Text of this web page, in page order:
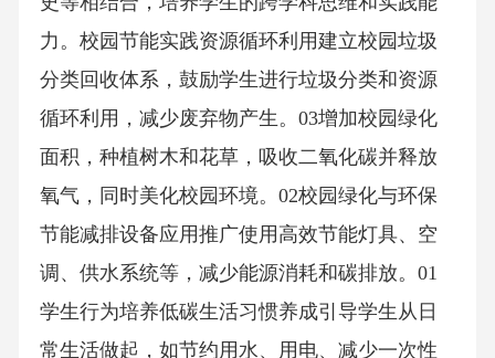
力。校园节能实践资源循环利用建立校园垃圾
分类回收体系，鼓励学生进行垃圾分类和资源
循环利用，减少废弃物产生。03增加校园绿化
面积，种植树木和花草，吸收二氧化碳并释放
氧气，同时美化校园环境。02校园绿化与环保
节能减排设备应用推广使用高效节能灯具、空
调、供水系统等，减少能源消耗和碳排放。01
学生行为培养低碳生活习惯养成引导学生从日
常生活做起，如节约用水、用电、减少一次性